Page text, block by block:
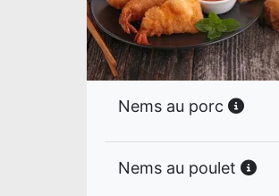
Nems au porc
Nems au poulet